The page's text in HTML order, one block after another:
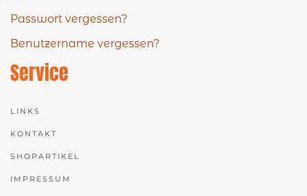
Passwort vergessen?
Benutzername vergessen?
Service
LINKS
KONTAKT
SHOPARTIKEL
IMPRESSUM